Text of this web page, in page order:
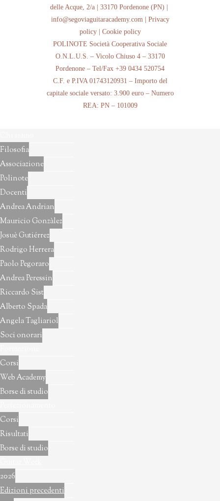
delle Acque, 2/a | 33170 Pordenone (PN) |
info@segoviaguitaracademy.com | Privacy
policy| Cookie policy
POLINOTE Società Cooperativa Sociale
O.N.L.U.S. – Vicolo Chiuso 4 – 33170
Pordenone – Tel/Fax +39 0434 520754
C.F. e P.IVA 01743120931 – Importo del
capitale sociale versato: 3.900 euro – Numero
REA: PN – 101009
Filosofia
Associazione
Polinote
Docenti
Andrea Andrian
Mauricio Gonzàlez
Josuè Gutiérrez
Rodrigo Herrera
Paolo Pegoraro
Andrea Peressin
Riccardo Sist
Alberto Spada
Angela Tagliariol
Soci onorari
Corsi
Web Academy
Borse di studio
Corsi
Risultati
Borse di studio
2026
Edizioni precedenti